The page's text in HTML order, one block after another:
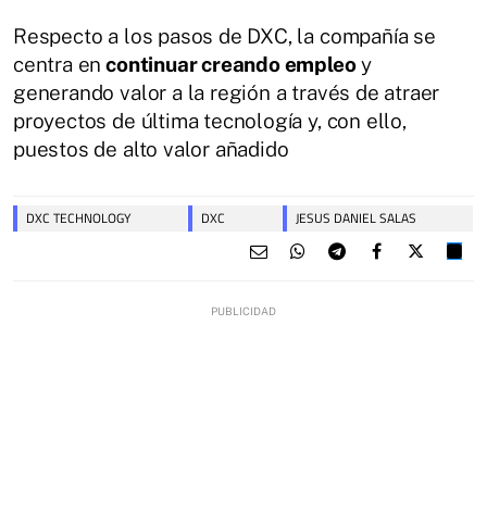
Respecto a los pasos de DXC, la compañía se
centra en continuar creando empleoy
generando valor a la región a través de atraer
proyectos de última tecnología y, con ello,
puestos de alto valor añadido
DXC TECHNOLOGY DXC JESUS DANIEL SALAS